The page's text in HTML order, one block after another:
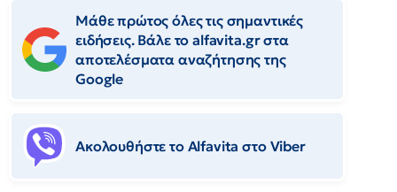
Μάθε πρώτος όλες τις σημαντικές
ειδήσεις. Βάλε το alfavita.gr στα
αποτελέσματα αναζήτησης της
Google
Ακολουθήστε το Αlfavita στο Viber